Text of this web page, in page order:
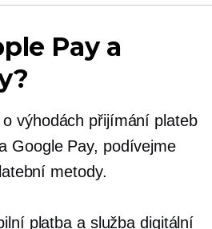
Pay a
výhodách přijímání plateb
Google Pay, podívejme
metody.
platba a služba digitální